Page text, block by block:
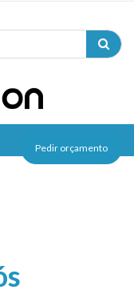
Pedir orçamento